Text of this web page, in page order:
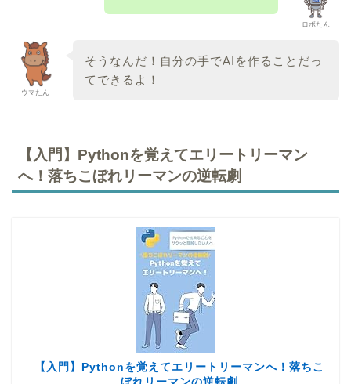
ロボたん
ウマたん
そうなんだ！自分の手でAIを作ることだっ
てできるよ！
【入門】Pythonを覚えてエリートリーマン
へ！落ちこぼれリーマンの逆転劇
【入門】Pythonを覚えてエリートリーマンへ！落ちこ
ぼれリーマンの逆転劇